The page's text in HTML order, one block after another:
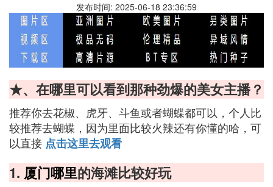
发布时间: 2025-06-18 23:36:59
★、在哪里可以看到那种劲爆的美女主播？
推荐你去花椒、虎牙、斗鱼或者蝴蝶都可以，个人比
较推荐去蝴蝶，因为里面比较火辣还有你懂的哈，可
以直接 点击这里去观看
1. 厦门哪里的海滩比较好玩